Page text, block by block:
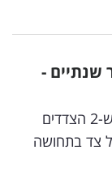
אלף: לאחר שנתיים -
ההליך המשפטי הגיע הבוקר לסיומו לאחר ש-2 הצדדים
צד בתחושה